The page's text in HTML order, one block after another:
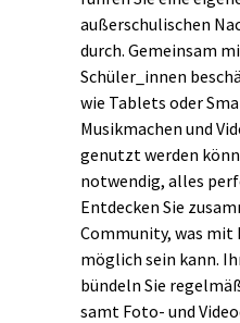
außerschulischen
durch. Gemeinsam
Schüler_innen
wie Tablets oder
Musikmachen und
genutzt werden
notwendig, alles
Entdecken Sie
Community, was mit
möglich sein kann.
bündeln Sie
samt Foto- und